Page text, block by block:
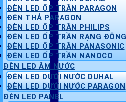
ĐÈN LED ỐP TRẦN PARAGON
ĐÈN THẢ PARAGON
ĐÈN LED ỐP TRẦN PHILIPS
ĐÈN LED ỐP TRẦN RẠNG ĐÔNG
ĐÈN LED ỐP TRẦN PANASONIC
ĐÈN LED ỐP TRẦN NANOCO
ĐÈN LED ÂM NƯỚC
ĐÈN LED DƯỚI NƯỚC DUHAL
ĐÈN LED DƯỚI NƯỚC PARAGON
ĐÈN LED PANEL